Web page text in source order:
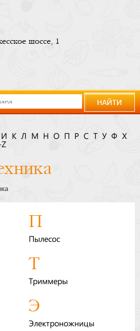
шоссе, 1
НАЙТИ
И К Л М Н О П Р С Т У Ф
Х
Z
П
Пылесос
Т
Триммеры
Э
Электроножницы